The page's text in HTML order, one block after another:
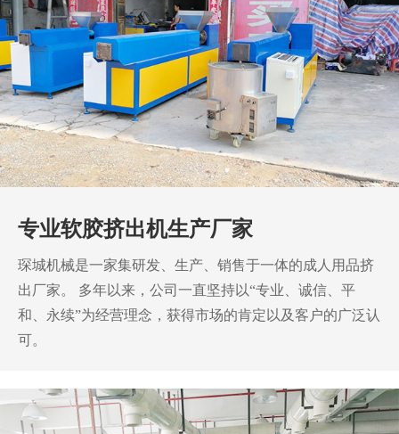
四大优势
以卓越铸就信赖，凭匠心赢得认可
专业软胶挤出机生产厂家